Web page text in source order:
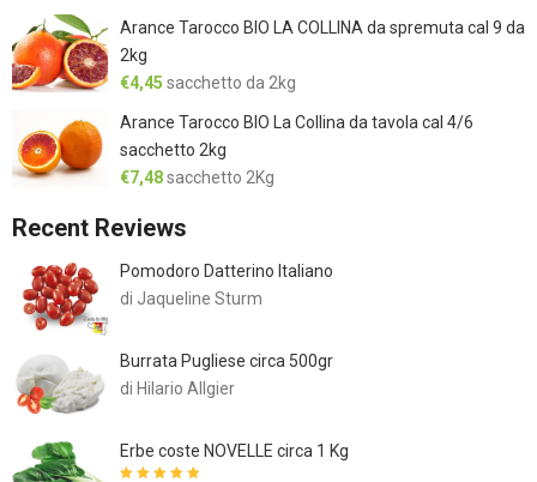
Arance Tarocco BIO LA COLLINA da spremuta cal 9 da
2kg
€4,45 sacchetto da 2kg
Arance Tarocco BIO La Collina da tavola cal 4/6
sacchetto 2kg
€7,48sacchetto 2Kg
Recent Reviews
Pomodoro Datterino Italiano
di Jaqueline Sturm
Burrata Pugliese circa 500gr
di Hilario Allgier
Erbe coste NOVELLE circa 1 Kg